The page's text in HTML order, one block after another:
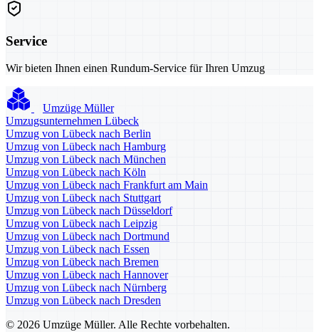
Service
Wir bieten Ihnen einen Rundum-Service für Ihren Umzug
Umzüge Müller
Umzugsunternehmen Lübeck
Umzug von Lübeck nach Berlin
Umzug von Lübeck nach Hamburg
Umzug von Lübeck nach München
Umzug von Lübeck nach Köln
Umzug von Lübeck nach Frankfurt am Main
Umzug von Lübeck nach Stuttgart
Umzug von Lübeck nach Düsseldorf
Umzug von Lübeck nach Leipzig
Umzug von Lübeck nach Dortmund
Umzug von Lübeck nach Essen
Umzug von Lübeck nach Bremen
Umzug von Lübeck nach Hannover
Umzug von Lübeck nach Nürnberg
Umzug von Lübeck nach Dresden
© 2026 Umzüge Müller. Alle Rechte vorbehalten.